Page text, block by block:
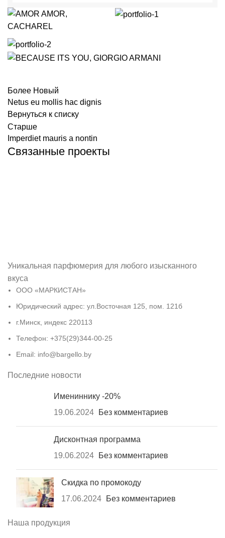
Более Новый
Netus eu mollis hac dignis
Вернуться к списку
Старше
Imperdiet mauris a nontin
Связанные проекты
Уникальная парфюмерия для любого изысканного
вкуса
ООО «МАРКИСТАН»
Юридический адрес: ул.Восточная 125, пом. 121б
г.Минск, индекс 220113
Телефон: +375(29)344-00-25
Email: info@bargello.by
Последние новости
Имениннику -20%
19.06.2024
Без комментариев
Дисконтная программа
19.06.2024
Без комментариев
Скидка по промокоду
17.06.2024
Без комментариев
Наша продукция